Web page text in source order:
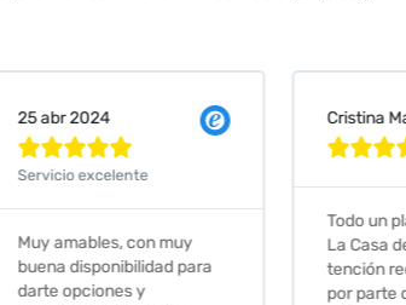
Cristina Martin Serrano

La Casa de los Azulejos. La
tención recibida, sobretodo
por parte de Stephanie, ha